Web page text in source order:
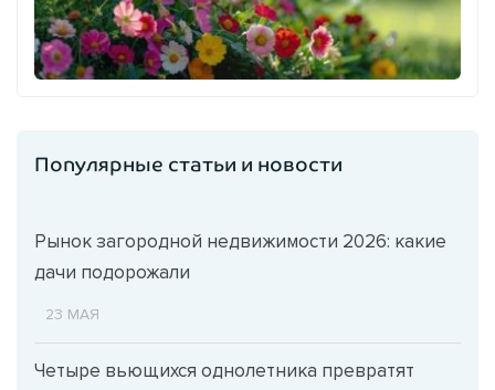
Популярные статьи и новости
Рынок загородной недвижимости 2026: какие
дачи подорожали
23 МАЯ
Четыре вьющихся однолетника превратят